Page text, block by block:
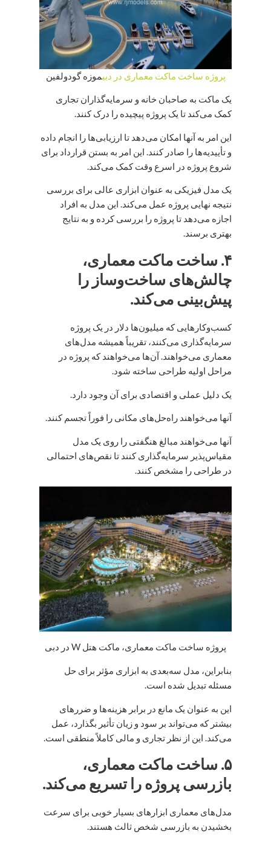
پروژه ساخت ماکت معماری در دبیموزه گودولفین
یک ماکت به صاحبان خانه و سرمایه‌گذاران تجاری
کمک می‌کند تا یک پروژه پیچیده را درک کنند.
این امر به آنها امکان می‌دهد تا ارزیابی‌ها را انجام داده
و تأییدیه‌ها را صادر کنند. این امر به بستن قرارداد برای
شروع پروژه در اسرع وقت کمک می‌کند.
یک مدل فیزیکی به عنوان ابزاری عالی برای بررسی
نتیجه نهایی پروژه عمل می‌کند. این مدل به افراد
اجازه می‌دهد تا پروژه را بررسی کرده و به نتایج
بهتری برسند.
۴. ساخت ماکت معماری،
چالش‌های ساخت‌وساز را
پیش‌بینی می‌کند.
کسب‌وکارهایی که میلیون‌ها دلار در یک پروژه
سرمایه‌گذاری می‌کنند، تقریباً همیشه مدل‌های
معماری می‌خواهند. آن‌ها می‌خواهند که پروژه در
مراحل اولیه طراحی ساخته شود.
یک دلیل عملی و اقتصادی برای آن وجود دارد.
آنها می‌خواهند راه‌حل‌های مکانی را فوراً تجسم کنند.
آنها می‌خواهند مبالغ هنگفتی را روی یک مدل
مقیاس‌پذیر سرمایه‌گذاری کنند تا نقص‌های احتمالی
در طراحی را مشخص کنند.
پروژه ساخت ماکت معماری، ماکت هتل W در دبی
بنابراین، مدل سه‌بعدی به ابزاری مؤثر برای حل
مسئله تبدیل شده است.
این به عنوان یک مانع در برابر هزینه‌ها و ضررهای
بیشتر که می‌تواند بر سود و زیان تأثیر بگذارد، عمل
می‌کند. این از نظر تجاری و مالی کاملاً منطقی است.
۵. ساخت ماکت معماری،
بازرسی پروژه را تسریع می‌کند.
مدل‌های معماری ابزارهای بسیار خوبی برای سرعت
بخشیدن به بازرسی شخص ثالث هستند.